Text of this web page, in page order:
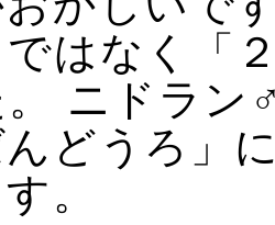
ではなく「
。 ニドラン
どうろ」
。